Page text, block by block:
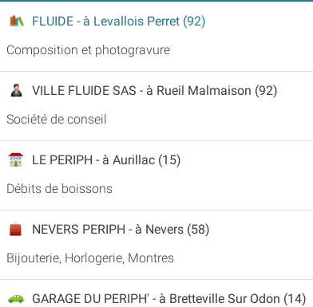
FLUIDE - à Levallois Perret (92)
Composition et photogravure
VILLE FLUIDE SAS - à Rueil Malmaison (92)
Société de conseil
LE PERIPH - à Aurillac (15)
Débits de boissons
NEVERS PERIPH - à Nevers (58)
Bijouterie, Horlogerie, Montres
GARAGE DU PERIPH' - à Bretteville Sur Odon (14)